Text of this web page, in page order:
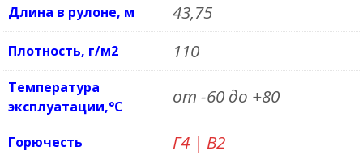
Длина в рулоне, м 43,75
Плотность, г/м2 110
Температура
эксплуатации,°С
от -60 до +80
Горючесть Г4 | В2